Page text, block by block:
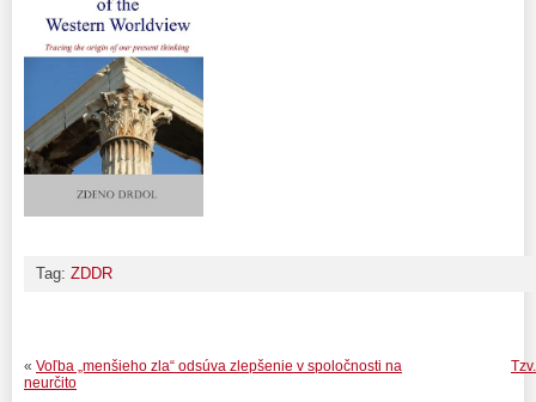
Tag: ZDDR
« Voľba „menšieho zla“ odsúva zlepšenie v spoločnosti na
neurčito